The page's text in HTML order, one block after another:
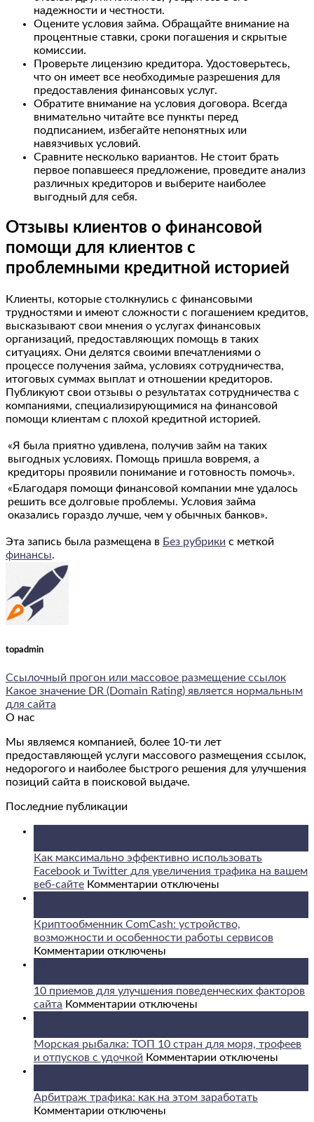
надежности и честности.
Оцените условия займа. Обращайте внимание на
процентные ставки, сроки погашения и скрытые
комиссии.
Проверьте лицензию кредитора. Удостоверьтесь,
что он имеет все необходимые разрешения для
предоставления финансовых услуг.
Обратите внимание на условия договора. Всегда
внимательно читайте все пункты перед
подписанием, избегайте непонятных или
навязчивых условий.
Сравните несколько вариантов. Не стоит брать
первое попавшееся предложение, проведите анализ
различных кредиторов и выберите наиболее
выгодный для себя.
Отзывы клиентов о финансовой
помощи для клиентов с
проблемными кредитной историей
Клиенты, которые столкнулись с финансовыми
трудностями и имеют сложности с погашением кредитов,
высказывают свои мнения о услугах финансовых
организаций, предоставляющих помощь в таких
ситуациях. Они делятся своими впечатлениями о
процессе получения займа, условиях сотрудничества,
итоговых суммах выплат и отношении кредиторов.
Публикуют свои отзывы о результатах сотрудничества с
компаниями, специализирующимися на финансовой
помощи клиентам с плохой кредитной историей.
«Я была приятно удивлена, получив займ на таких
выгодных условиях. Помощь пришла вовремя, а
кредиторы проявили понимание и готовность помочь».
«Благодаря помощи финансовой компании мне удалось
решить все долговые проблемы. Условия займа
оказались гораздо лучше, чем у обычных банков».
Эта запись была размещена в Без рубрики с меткой
финансы.
topadmin
Ссылочный прогон или массовое размещение ссылок
Какое значение DR (Domain Rating) является нормальным
для сайта
О нас
Мы являемся компанией, более 10-ти лет
предоставляющей услуги массового размещения ссылок,
недорогого и наиболее быстрого решения для улучшения
позиций сайта в поисковой выдаче.
Последние публикации
Как максимально эффективно использовать
Facebook и Twitter для увеличения трафика на вашем
веб-сайте Комментарии к
максимально
эффективно
использовать
Twitter
для
на
вашем
отключены
Криптообменник ComCash: устройство,
возможности и особенности работы сервисов
Комментарии к
ComCash:
устройство,
особенности
работы
отключены
10 приемов для улучшения поведенческих факторов
сайта Комментарии к
приемов
для
факторов
сайта
отключены
Морская рыбалка: ТОП 10 стран для моря, трофеев
и отпусков с удочкой Комментарии к
рыбалка:
отключены
Арбитраж трафика: как на этом заработать
Комментарии котключены